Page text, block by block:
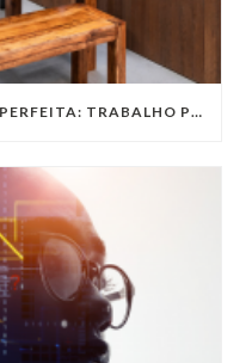
ENCONTRANDO A FÓRMULA PERFEITA: TRABALHO PRESENCIAL, HOME OFFICE OU TRABALHO HÍBRIDO?